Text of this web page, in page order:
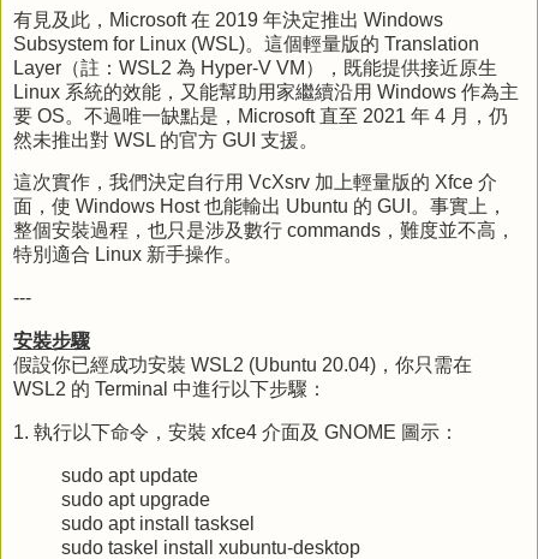
有見及此，Microsoft 在 2019 年決定推出 Windows
Subsystem for Linux (WSL)。這個輕量版的 Translation
Layer（註：WSL2 為 Hyper-V VM），既能提供接近原生
Linux 系統的效能，又能幫助用家繼續沿用 Windows 作為主
要 OS。不過唯一缺點是，Microsoft 直至 2021 年 4 月，仍
然未推出對 WSL 的官方 GUI 支援。
這次實作，我們決定自行用 VcXsrv 加上輕量版的 Xfce 介
面，使 Windows Host 也能輸出 Ubuntu 的 GUI。事實上，
整個安裝過程，也只是涉及數行 commands，難度並不高，
特別適合 Linux 新手操作。
---
安裝步驟
假設你已經成功安裝 WSL2 (Ubuntu 20.04)，你只需在
WSL2 的 Terminal 中進行以下步驟：
1. 執行以下命令，安裝 xfce4 介面及 GNOME 圖示：
sudo apt update
sudo apt upgrade
sudo apt install tasksel
sudo taskel install xubuntu-desktop